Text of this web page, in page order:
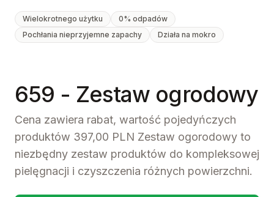
Wielokrotnego użytku
0% odpadów
Pochłania nieprzyjemne zapachy
Działa na mokro
659 - Zestaw ogrodowy
Cena zawiera rabat, wartość pojedyńczych
produktów 397,00 PLN Zestaw ogorodowy to
niezbędny zestaw produktów do kompleksowej
pielęgnacji i czyszczenia różnych powierzchni.